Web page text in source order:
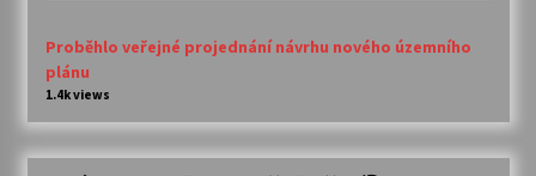
Proběhlo veřejné projednání návrhu nového územního
plánu
1.4k views